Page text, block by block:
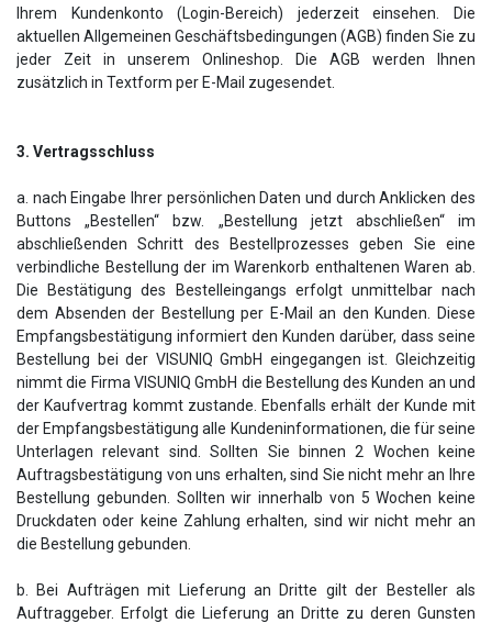
Ihrem Kundenkonto (Login-Bereich) jederzeit einsehen. Die
aktuellen Allgemeinen Geschäftsbedingungen (AGB) finden Sie zu
jeder Zeit in unserem Onlineshop. Die AGB werden Ihnen
zusätzlich in Textform per E-Mail zugesendet.
3. Vertragsschluss
a. nach Eingabe Ihrer persönlichen Daten und durch Anklicken des
Buttons „Bestellen“ bzw. „Bestellung jetzt abschließen“ im
abschließenden Schritt des Bestellprozesses geben Sie eine
verbindliche Bestellung der im Warenkorb enthaltenen Waren ab.
Die Bestätigung des Bestelleingangs erfolgt unmittelbar nach
dem Absenden der Bestellung per E-Mail an den Kunden. Diese
Empfangsbestätigung informiert den Kunden darüber, dass seine
Bestellung bei der VISUNIQ GmbH eingegangen ist. Gleichzeitig
nimmt die Firma VISUNIQ GmbH die Bestellung des Kunden an und
der Kaufvertrag kommt zustande. Ebenfalls erhält der Kunde mit
der Empfangsbestätigung alle Kundeninformationen, die für seine
Unterlagen relevant sind. Sollten Sie binnen 2 Wochen keine
Auftragsbestätigung von uns erhalten, sind Sie nicht mehr an Ihre
Bestellung gebunden. Sollten wir innerhalb von 5 Wochen keine
Druckdaten oder keine Zahlung erhalten, sind wir nicht mehr an
die Bestellung gebunden.
b. Bei Aufträgen mit Lieferung an Dritte gilt der Besteller als
Auftraggeber. Erfolgt die Lieferung an Dritte zu deren Gunsten